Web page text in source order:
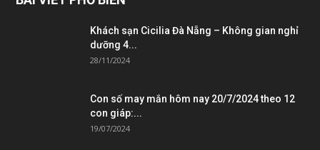
Khách sạn Cicilia Đà Nẵng – Không gian nghỉ
dưỡng 4...
28/11/2024
Con số may mắn hôm nay 20/7/2024 theo 12
con giáp:...
19/07/2024